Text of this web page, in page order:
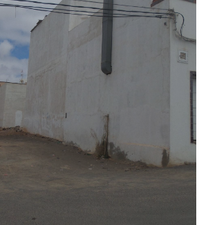
de los herederos de doña
doña francisca y don federico
y por detrás y estero, con huerto
con casa de herederos
concepción, doña francisca
pérez soler. referencia
finca
castalla valor tasación finca
euros.